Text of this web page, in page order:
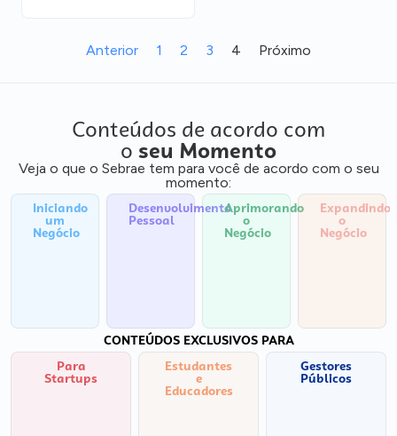
Anterior 1 2 3 4 Próximo
Conteúdos de acordo com
o seu Momento
Veja o que o Sebrae tem para você de acordo com o seu
momento:
Iniciando
um
Negócio
Desenvolvimento
Pessoal
Aprimorando
o
Negócio
Expandindo
o
Negócio
CONTEÚDOS EXCLUSIVOS PARA
Para
Startups
Estudantes
e
Educadores
Gestores
Públicos